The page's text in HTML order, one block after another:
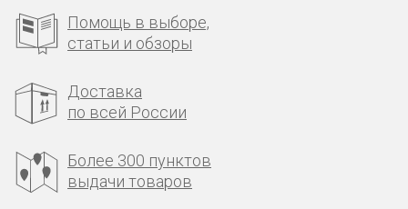
Помощь в выборе,
статьи и обзоры
Доставка
по всей России
Более 300 пунктов
выдачи товаров